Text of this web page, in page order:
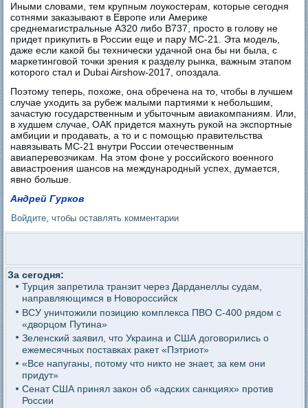
Иными словами, тем крупным лоукостерам, которые сегодня
сотнями заказывают в Европе или Америке
среднемагистральные А320 либо B737, просто в голову не
придет прикупить в России еще и пару МС-21. Эта модель,
даже если какой бы технически удачной она бы ни была, с
маркетинговой точки зрения к разделу рынка, важным этапом
которого стал и Dubai Airshow-2017, опоздала.
Поэтому теперь, похоже, она обречена на то, чтобы в лучшем
случае уходить за рубеж малыми партиями к небольшим,
зачастую государственным и убыточным авиакомпаниям. Или,
в худшем случае, ОАК придется махнуть рукой на экспортные
амбиции и продавать, а то и с помощью правительства
навязывать МС-21 внутри России отечественным
авиаперевозчикам. На этом фоне у российского военного
авиастроения шансов на международный успех, думается,
явно больше.
Андрей Гурков
Войдите, чтобы оставлять комментарии
За сегодня:
Турция запретила транзит через Дарданеллы судам,
направляющимся в Новороссийск
ВСУ уничтожили позицию комплекса ПВО С-400 рядом с
«дворцом Путина»
Зеленский заявил, что Украина и США договорились о
ежемесячных поставках ракет «Пэтриот»
«Все напуганы, потому что никто не знает, за кем они
придут»
Сенат США принял закон об «адских санкциях» против
России